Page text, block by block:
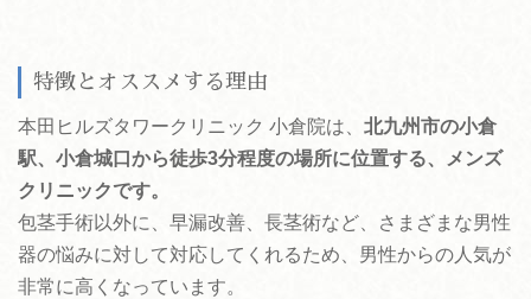
特徴とオススメする理由
本田ヒルズタワークリニック 小倉院は、 北九州市の小倉
駅、小倉城口から徒歩3分程度の場所に位置する、メンズ
クリニックです。
包茎手術以外に、早漏改善、長茎術など、さまざまな男性
器の悩みに対して対応してくれるため、男性からの人気が
非常に高くなっています。